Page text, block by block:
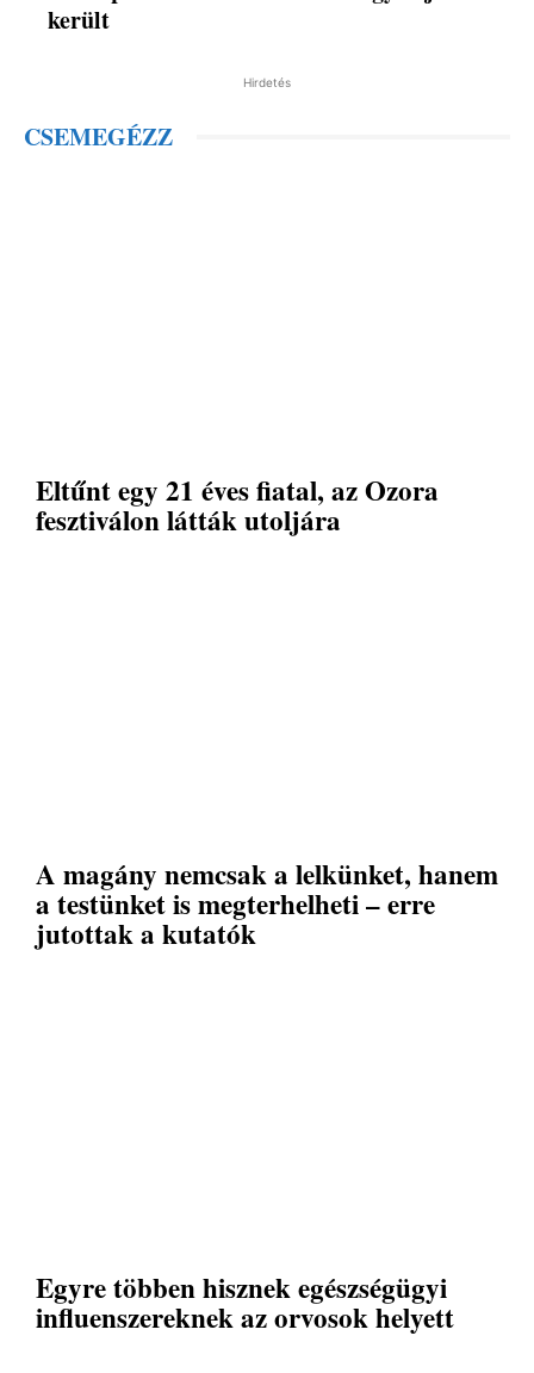
került
Hirdetés
CSEMEGÉZZ
Eltűnt egy 21 éves fiatal, az Ozora
fesztiválon látták utoljára
A magány nemcsak a lelkünket, hanem
a testünket is megterhelheti – erre
jutottak a kutatók
Egyre többen hisznek egészségügyi
influenszereknek az orvosok helyett